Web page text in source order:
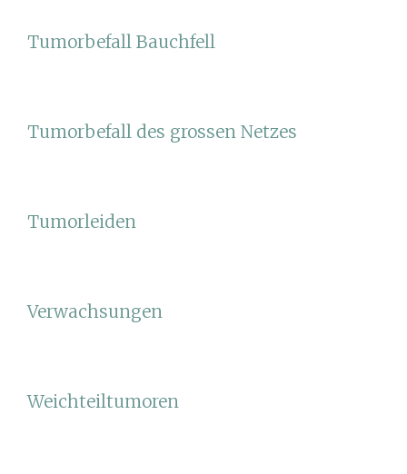
Tumorbefall Bauchfell
Tumorbefall des grossen Netzes
Tumorleiden
Verwachsungen
Weichteiltumoren